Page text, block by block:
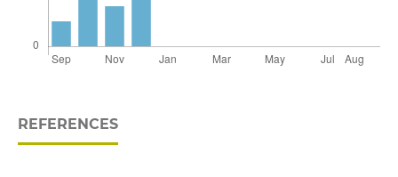
REFERENCES